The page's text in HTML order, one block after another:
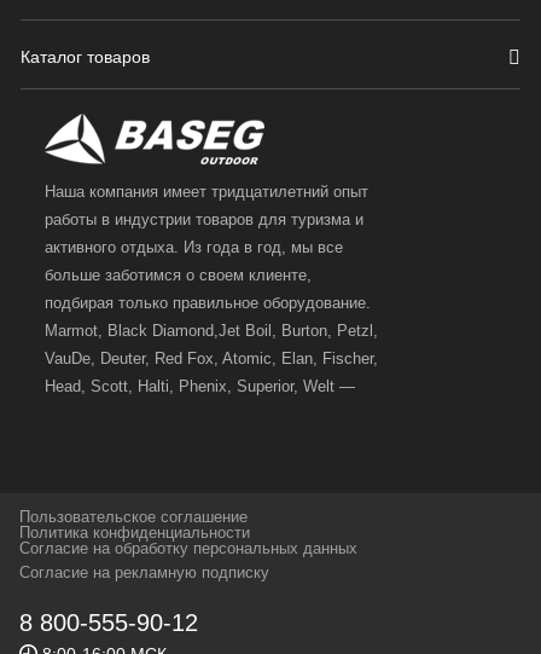
Каталог товаров
Наша компания имеет тридцатилетний опыт
работы в индустрии товаров для туризма и
активного отдыха. Из года в год, мы все
больше заботимся о своем клиенте,
подбирая только правильное оборудование.
Marmot, Black Diamond,Jet Boil, Burton, Petzl,
VauDe, Deuter, Red Fox, Atomic, Elan, Fischer,
Head, Scott, Halti, Phenix, Superior, Welt —
и взыскательных путешественников,
спортсменов и отдыхающих.
Геннадьевич
Пользовательское соглашение
Политика конфиденциальности
Согласие на обработку персональных данных
Согласие на рекламную подписку
8 800-555-90-12